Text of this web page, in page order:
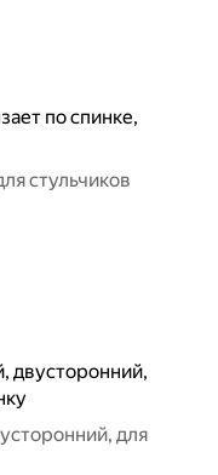
по спинке,
стульчиков
двусторонний,
для